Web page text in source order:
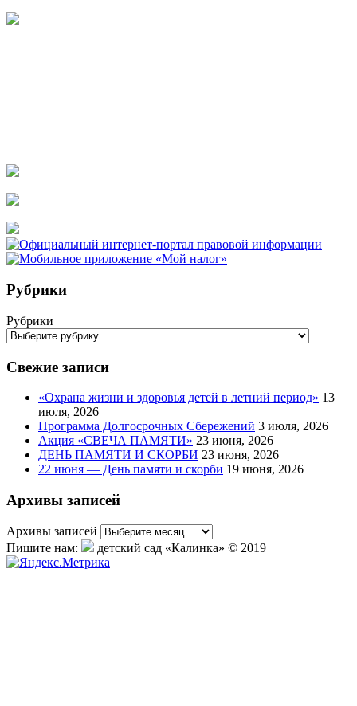
Рубрики
Рубрики
Свежие записи
«Охрана жизни и здоровья детей в летний период» 13
июля, 2026
Программа Долгосрочных Сбережений 3 июля, 2026
Акция «СВЕЧА ПАМЯТИ» 23 июня, 2026
ДЕНЬ ПАМЯТИ И СКОРБИ 23 июня, 2026
22 июня — День памяти и скорби 19 июня, 2026
Архивы записей
Архивы записей
Пишите нам:
детский сад «Калинка» © 2019